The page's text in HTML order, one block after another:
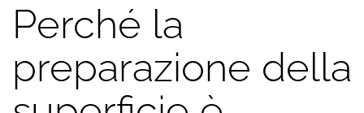
Perché la
preparazione della